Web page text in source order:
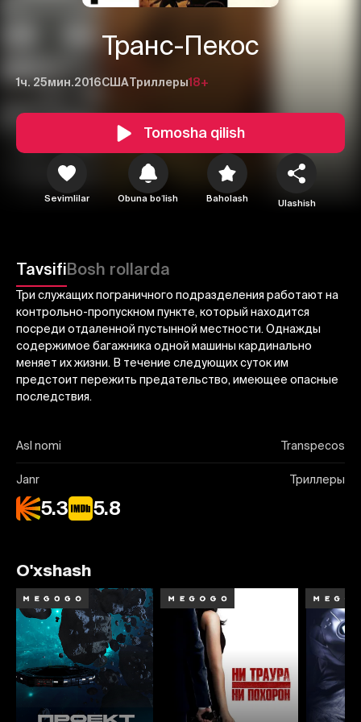
Транс-Пекос
1ч. 25мин.2016СШАТриллеры18+
Tomosha qilish
Sevimlilar Obuna boʻlish Baholash Ulashish
TavsifiBosh rollarda
Три служащих пограничного подразделения работают на
контрольно-пропускном пункте, который находится
посреди отдаленной пустынной местности. Однажды
содержимое багажника одной машины кардинально
меняет их жизни. В течение следующих суток им
предстоит пережить предательство, имеющее опасные
последствия.
Asl nomi Transpecos
Janr Триллеры
5.3 5.8
3
Yuborish
O'xshash